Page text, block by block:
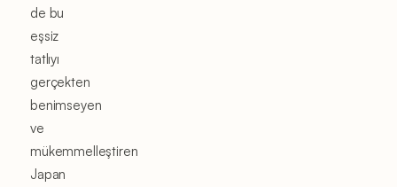
de bu
eşsiz
tatlıyı
gerçekten
benimseyen
ve
mükemmelleştiren
Japan